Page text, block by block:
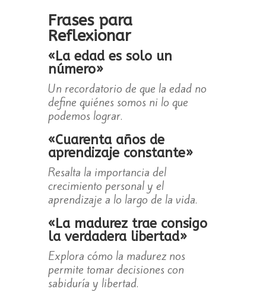
Frases para
Reflexionar
«La edad es solo un
número»
Un recordatorio de que la edad no
define quiénes somos ni lo que
podemos lograr.
«Cuarenta años de
aprendizaje constante»
Resalta la importancia del
crecimiento personal y el
aprendizaje a lo largo de la vida.
«La madurez trae consigo
la verdadera libertad»
Explora cómo la madurez nos
permite tomar decisiones con
sabiduría y libertad.